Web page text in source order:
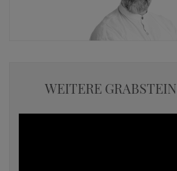
WEITERE